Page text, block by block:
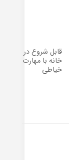
قابل شروع در
خانه با مهارت
خیاطی